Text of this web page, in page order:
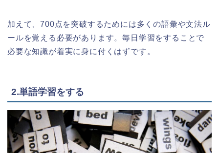
加えて、700点を突破するためには多くの語彙や文法ル
ールを覚える必要があります。毎日学習をすることで
必要な知識が着実に身に付くはずです。
2.単語学習をする